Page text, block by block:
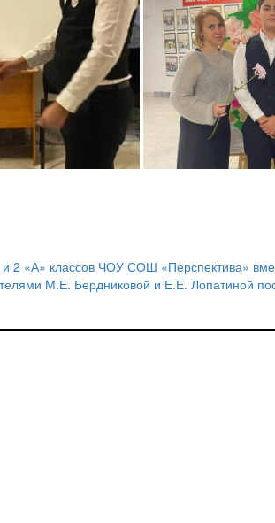
2 «А» классов ЧОУ СОШ «Перспектива»
М.Е. Бердниковой и Е.Е. Лопатиной